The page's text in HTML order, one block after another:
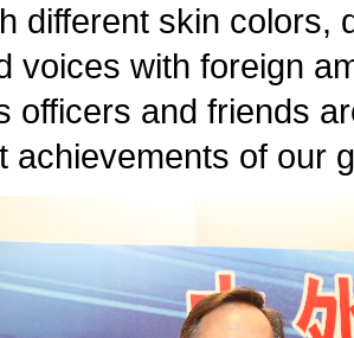
different skin colors,
voices with foreign
officers and friends
achievements of our